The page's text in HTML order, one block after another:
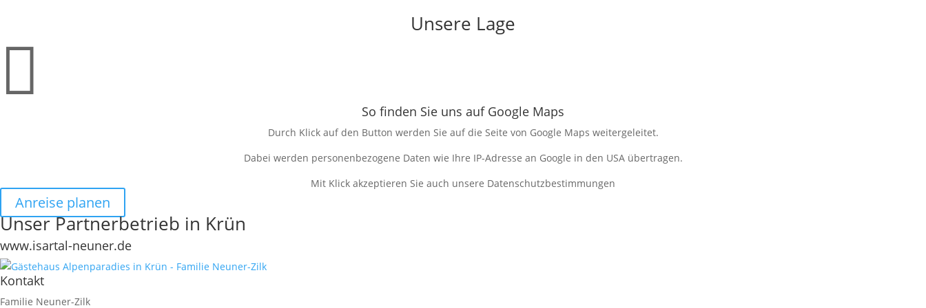
Unsere Lage

So finden Sie uns auf Google Maps
Durch Klick auf den Button werden Sie auf die Seite von Google Maps weitergeleitet.
Dabei werden personenbezogene Daten wie Ihre IP-Adresse an Google in den USA übertragen.
Mit Klick akzeptieren Sie auch unsere Datenschutzbestimmungen
Anreise planen
Unser Partnerbetrieb in Krün
www.isartal-neuner.de
Kontakt
Familie Neuner-Zilk